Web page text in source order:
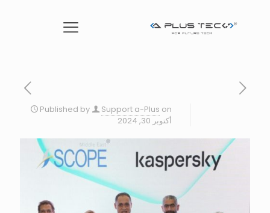
Published by Support a-Plus on
أكتوبر 30, 2024